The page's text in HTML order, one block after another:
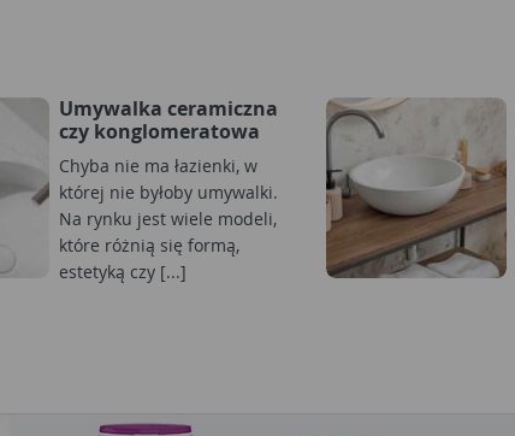
Umywalka ceramiczna
czy konglomeratowa
Chyba nie ma łazienki, w
której nie byłoby umywalki.
Na rynku jest wiele modeli,
które różnią się formą,
estetyką czy [...]